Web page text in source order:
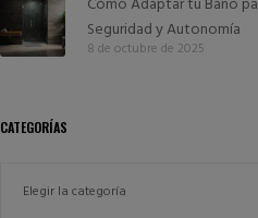
Seguridad y Autonomía
8 de octubre de 2025
CATEGORÍAS